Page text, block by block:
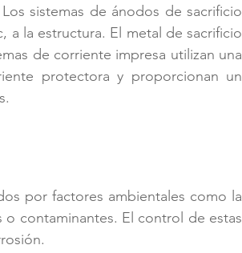
sistemas de ánodos de sacrificio
a la estructura. El metal de sacrificio
de corriente impresa utilizan una
protectora y proporcionan un
por factores ambientales como la
contaminantes. El control de estas